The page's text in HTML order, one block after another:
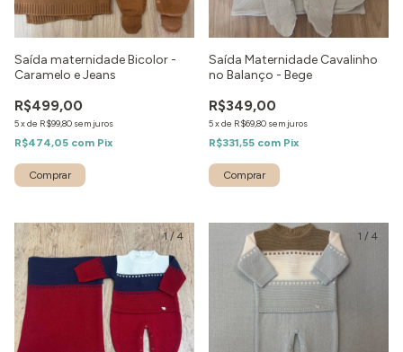
Saída maternidade Bicolor -
Caramelo e Jeans
R$499,00
5xde R$99,80 sem juros
R$474,05 com Pix
Comprar
Saída Maternidade Cavalinho
no Balanço - Bege
R$349,00
5xde R$69,80 sem juros
R$331,55 com Pix
Comprar
1 / 4 1 / 4